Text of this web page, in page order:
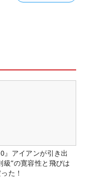
』アイアンが引き出
級”の寛容性と飛びは
た！